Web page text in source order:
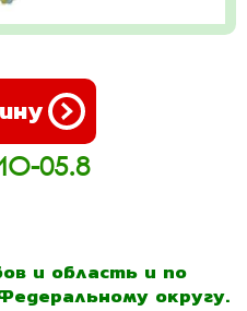
05.8
и область и по
округу.